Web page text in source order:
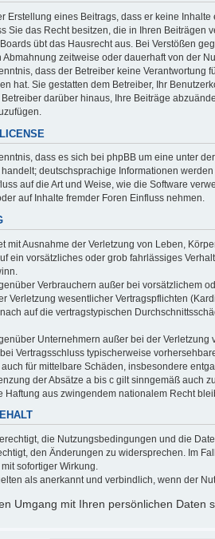
Erstellung eines Beitrags, dass er keine
Sie das Recht besitzen, die in Ihren Beiträgen
übt das Hausrecht aus. Bei Verstößen
Abmahnung zeitweise oder dauerhaft von der
dass der Betreiber keine Verantwortung
hat. Sie gestatten dem Betreiber, Ihr
darüber hinaus, Ihre Beiträge
dass es sich bei phpBB um eine unter der
deutschsprachige Informationen
auf die Art und Weise, wie die Software
auf Inhalte fremder Foren Einfluss nehmen.
mit Ausnahme der Verletzung von Leben,
ein vorsätzliches oder grob fahrlässiges
Verbrauchern außer bei vorsätzlichem
Verletzung wesentlicher Vertragspflichten
auf die vertragstypischen
Unternehmern außer bei der
Vertragsschluss typischerweise
für mittelbare Schäden, insbesondere
der Absätze a bis c gilt sinngemäß auch
Haftung aus zwingendem nationalem Recht
die Nutzungsbedingungen und die
den Änderungen zu widersprechen. Im
sofortiger Wirkung.
als anerkannt und verbindlich, wenn der
Umgang mit Ihren persönlichen Daten